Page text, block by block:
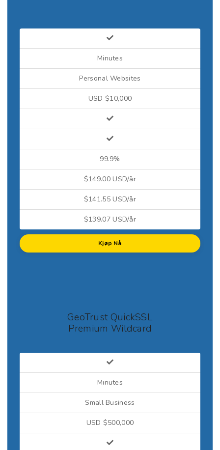
Minutes
Personal Websites
USD $10,000
99.9%
$149.00 USD/år
$141.55 USD/år
$139.07 USD/år
Kjøp Nå
GeoTrust QuickSSL
Premium Wildcard
Minutes
Small Business
USD $500,000